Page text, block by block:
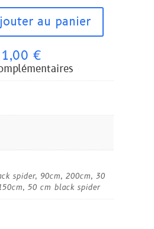
au panier
€
de
prix :
spider, 90cm, 200cm, 30
50 cm black spider